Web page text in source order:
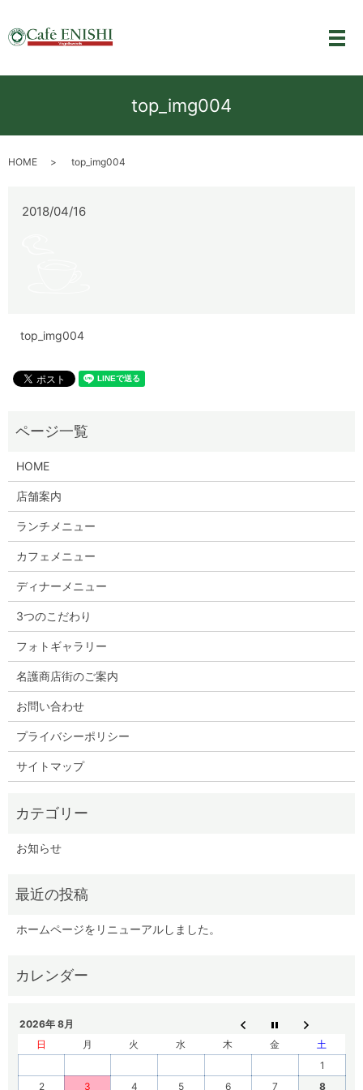
メ
top_img004
HOME top_img004
2018/04/16
top_img004
HOME
店舗案内
ランチメニュー
カフェメニュー
ディナーメニュー
3つのこだわり
フォトギャラリー
名護商店街のご案内
お問い合わせ
プライバシーポリシー
サイトマップ
お知らせ
ホームページをリニューアルしました。
2026年 8月
日
月 火 水 木 金
土
1
2
3 4 5 6 7 8